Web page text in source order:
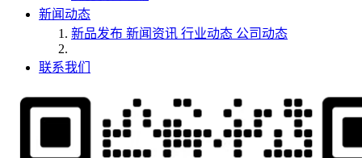
新闻动态
新品发布 新闻资讯 行业动态 公司动态
联系我们